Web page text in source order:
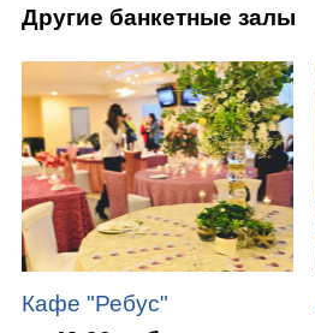
Другие банкетные залы
Кафе "Ребус"